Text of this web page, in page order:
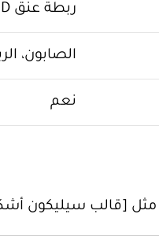
ربطة عنق 3D
الصابون،
نعم
مثل [قالب سيليكون